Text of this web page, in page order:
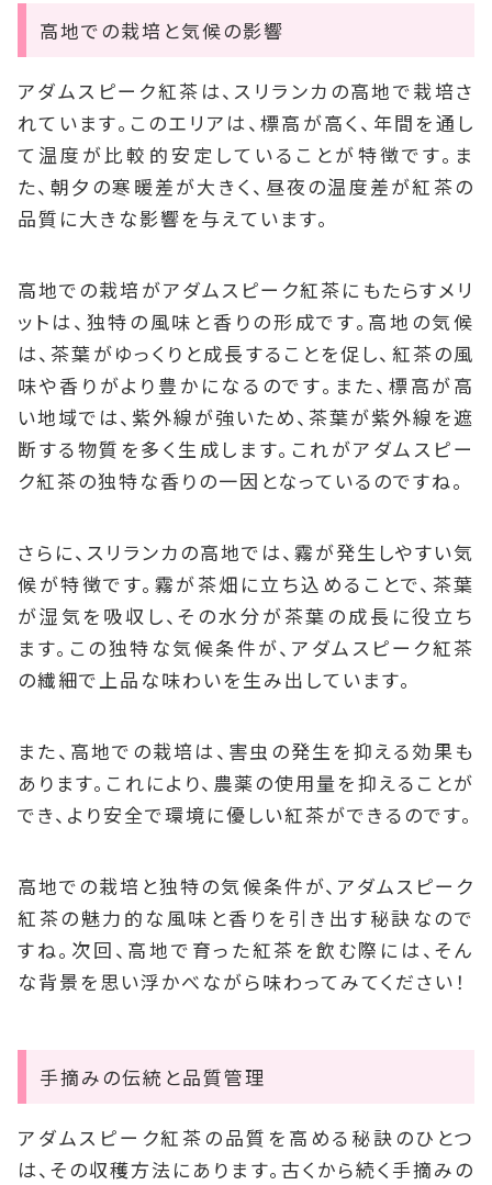
高地での栽培と気候の影響
アダムスピーク紅茶は、スリランカの高地で栽培さ
れています。このエリアは、標高が高く、年間を通し
て温度が比較的安定していることが特徴です。ま
た、朝夕の寒暖差が大きく、昼夜の温度差が紅茶の
品質に大きな影響を与えています。
高地での栽培がアダムスピーク紅茶にもたらすメリ
ットは、独特の風味と香りの形成です。高地の気候
は、茶葉がゆっくりと成長することを促し、紅茶の風
味や香りがより豊かになるのです。また、標高が高
い地域では、紫外線が強いため、茶葉が紫外線を遮
断する物質を多く生成します。これがアダムスピー
ク紅茶の独特な香りの一因となっているのですね。
さらに、スリランカの高地では、霧が発生しやすい気
候が特徴です。霧が茶畑に立ち込めることで、茶葉
が湿気を吸収し、その水分が茶葉の成長に役立ち
ます。この独特な気候条件が、アダムスピーク紅茶
の繊細で上品な味わいを生み出しています。
また、高地での栽培は、害虫の発生を抑える効果も
あります。これにより、農薬の使用量を抑えることが
でき、より安全で環境に優しい紅茶ができるのです。
高地での栽培と独特の気候条件が、アダムスピーク
紅茶の魅力的な風味と香りを引き出す秘訣なので
すね。次回、高地で育った紅茶を飲む際には、そん
な背景を思い浮かべながら味わってみてください！
手摘みの伝統と品質管理
アダムスピーク紅茶の品質を高める秘訣のひとつ
は、その収穫方法にあります。古くから続く手摘みの